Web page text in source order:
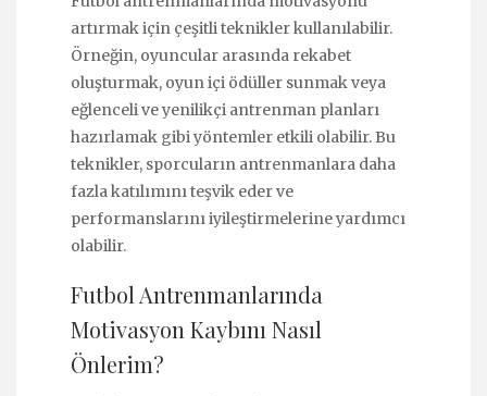
artırmak için çeşitli teknikler kullanılabilir.
Örneğin, oyuncular arasında rekabet
oluşturmak, oyun içi ödüller sunmak veya
eğlenceli ve yenilikçi antrenman planları
hazırlamak gibi yöntemler etkili olabilir. Bu
teknikler, sporcuların antrenmanlara daha
fazla katılımını teşvik eder ve
performanslarını iyileştirmelerine yardımcı
olabilir.
Futbol Antrenmanlarında
Motivasyon Kaybını Nasıl
Önlerim?